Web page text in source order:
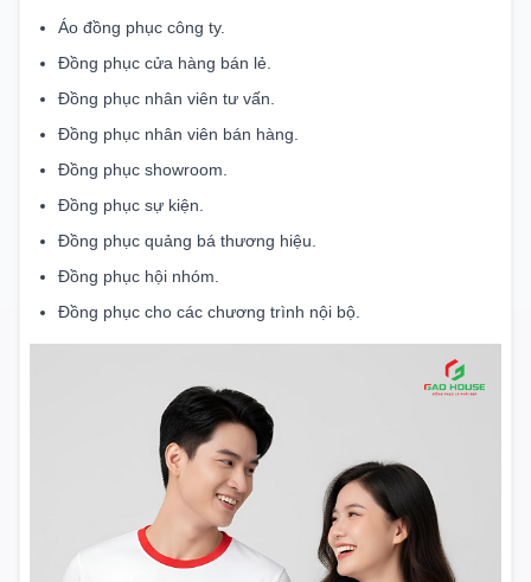
Áo đồng phục công ty.
Đồng phục cửa hàng bán lẻ.
Đồng phục nhân viên tư vấn.
Đồng phục nhân viên bán hàng.
Đồng phục showroom.
Đồng phục sự kiện.
Đồng phục quảng bá thương hiệu.
Đồng phục hội nhóm.
Đồng phục cho các chương trình nội bộ.